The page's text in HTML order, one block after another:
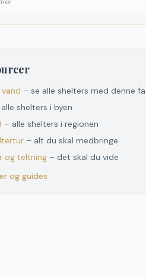
– se alle shelters med denne
shelters i byen
– alle shelters i regionen
– alt du skal medbringe
og teltning – det skal du vide
og guides